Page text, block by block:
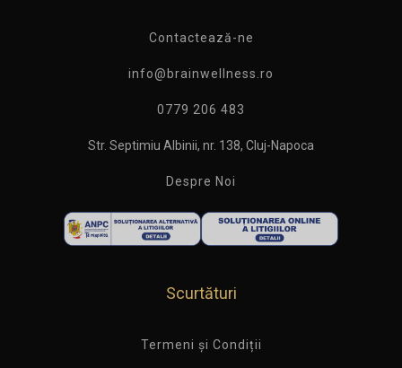
Contactează-ne
info@brainwellness.ro
0779 206 483
Str. Septimiu Albinii, nr. 138, Cluj-Napoca
Despre Noi
Scurtături
Termeni și Condiții